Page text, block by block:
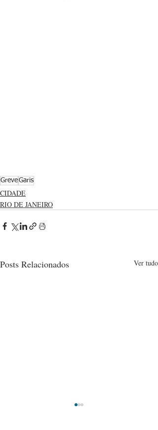
GreveGaris
CIDADE
RIO DE JANEIRO
Posts Relacionados Ver tudo